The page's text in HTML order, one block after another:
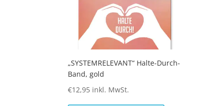
„SYSTEMRELEVANT“ Halte-Durch-
Band, gold
€12,95 inkl. MwSt.